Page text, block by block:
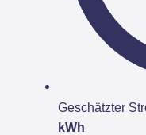
Geschätzter
kWh